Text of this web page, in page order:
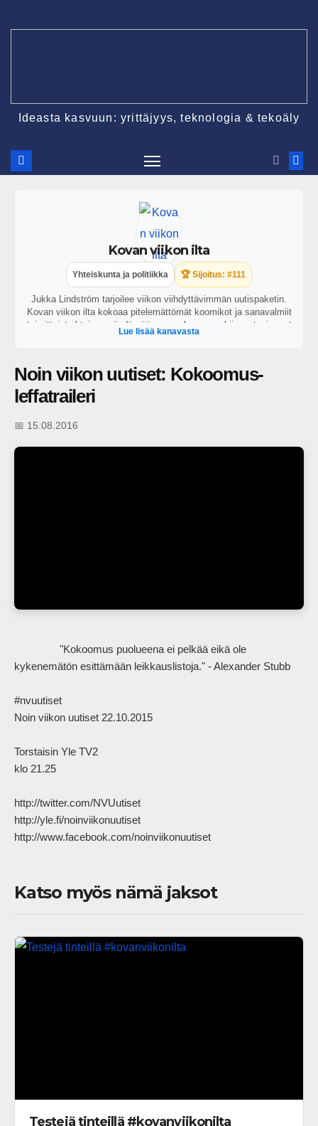
Ideasta kasvuun: yrittäjyys, teknologia & tekoäly
Kovan viikon ilta
Yhteiskunta ja politiikka 🏆 Sijoitus: #111
Jukka Lindström tarjoilee viikon viihdyttävimmän uutispaketin.
Kovan viikon ilta kokoaa pitelemättömät koomikot ja sanavalmiit
toimittajat yhteisen pöydän ääreen perkaamaan kiinnostavimmat
ajankohtaiset puheenaiheet. https://areena.yle.fi/1-64828919?
Lue lisää kanavasta
Noin viikon uutiset: Kokoomus-
leffatraileri
📅 15.08.2016
kykenemätön esittämään leikkauslistoja." - Alexander Stubb
#nvuutiset
Noin viikon uutiset 22.10.2015
Torstaisin Yle TV2
klo 21.25
http://twitter.com/NVUutiset
http://yle.fi/noinviikonuutiset
http://www.facebook.com/noinviikonuutiset
Katso myös nämä jaksot
Testejä tinteillä #kovanviikonilta